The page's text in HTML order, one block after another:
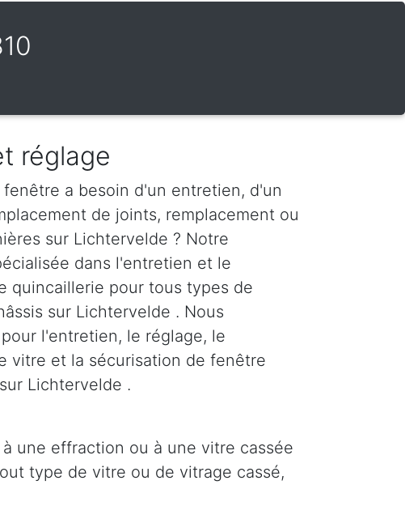
réglage
a besoin d'un entretien, d'un
de joints, remplacement ou
sur Lichtervelde ? Notre
dans l'entretien et le
quincaillerie pour tous types de
sur Lichtervelde . Nous
l'entretien, le réglage, le
vitre et la sécurisation de fenêtre
Lichtervelde .
une effraction ou à une vitre cassée
type de vitre ou de vitrage cassé,